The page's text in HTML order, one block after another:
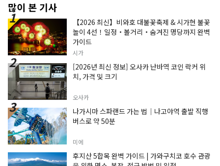
많이 본 기사
【2026 최신】비와호 대불꽃축제 & 시가현 불꽃
놀이 4선！일정・볼거리・숨겨진 명당까지 완벽
가이드
시가
[2026년 최신 정보] 오사카 난바역 코인 락커 위
치, 가격 및 크기
오사카
나가시마 스파랜드 가는 법｜나고야역 출발 직행
버스로 약 50분
미에
후지산 5합목 완벽 가이드 | 가와구치코 호수 관광